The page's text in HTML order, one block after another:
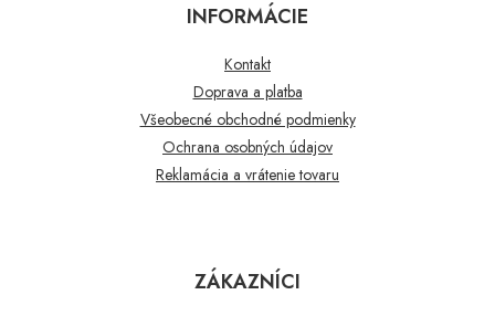
INFORMÁCIE
Kontakt
Doprava a platba
Všeobecné obchodné podmienky
Ochrana osobných údajov
Reklamácia a vrátenie tovaru
ZÁKAZNÍCI